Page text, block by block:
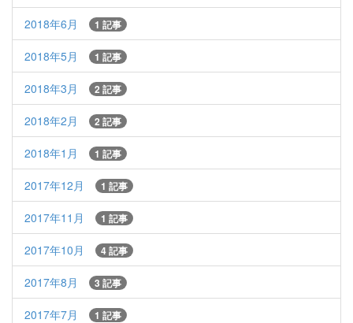
2018年6月 1 記事
2018年5月 1 記事
2018年3月 2 記事
2018年2月 2 記事
2018年1月 1 記事
2017年12月 1 記事
2017年11月 1 記事
2017年10月 4 記事
2017年8月 3 記事
2017年7月 1 記事